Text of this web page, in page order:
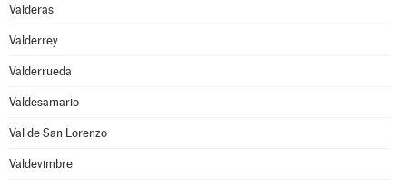
Valderas
Valderrey
Valderrueda
Valdesamario
Val de San Lorenzo
Valdevimbre